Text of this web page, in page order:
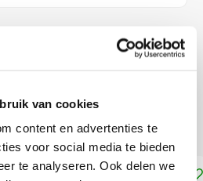
van cookies
content en advertenties te
voor social media te bieden
te analyseren. Ook delen we
meer
aan winkelwagen